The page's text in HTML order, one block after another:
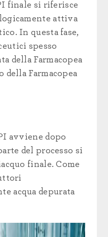
finale si riferisce
attiva
In questa fase,
spesso
della Farmacopea
della Farmacopea
avviene dopo
del processo si
finale. Come
acqua depurata